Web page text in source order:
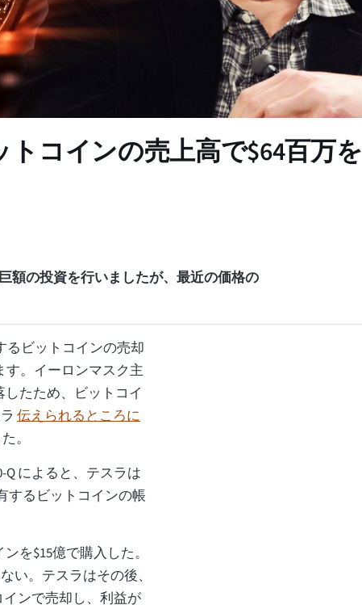
コインの売上高で$64百万を
額の投資を行いましたが、最近の価格の
るビットコインの売却
す。イーロンマスク主
たため、ビットコイ
伝えられるところに
。
によると、テスラは
するビットコインの帳
を$15億で購入した。
い。テスラはその後、
ンで売却し、利益が